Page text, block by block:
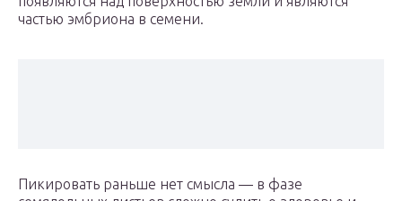
частью эмбриона в семени.
Пикировать раньше нет смысла — в фазе